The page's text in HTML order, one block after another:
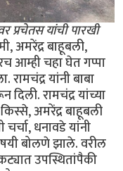
प्रचेतस यांची पारखी
अमरेंद्र बाहूबली,
आम्ही चहा घेत गप्पा
यांनी बाबा
रामचंद्र यांच्या
अमरेंद्र बाहूबली
धनावडे यांनी
बोलणे झाले. वरील
उपस्थितांपैकी